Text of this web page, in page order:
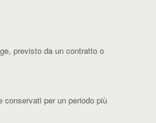
previsto da un contratto o
per un periodo più